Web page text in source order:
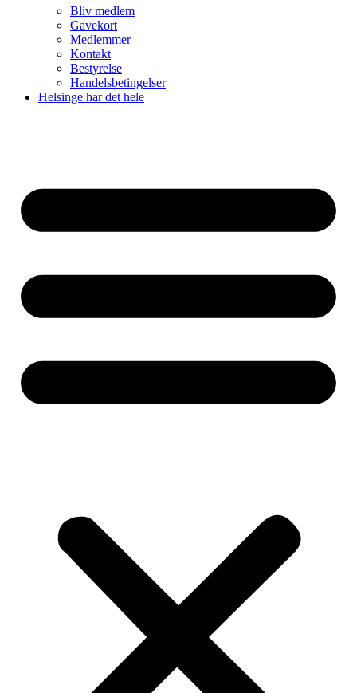
Bliv medlem
Gavekort
Medlemmer
Kontakt
Bestyrelse
Handelsbetingelser
Helsinge har det hele